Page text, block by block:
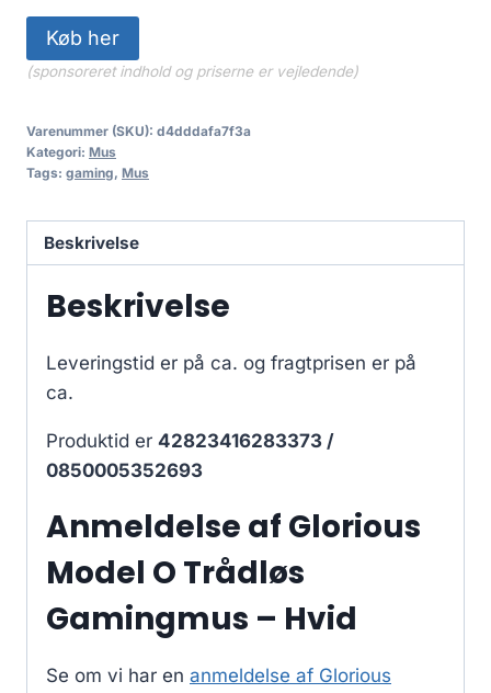
Køb her
(sponsoreret indhold og priserne er vejledende)
Varenummer (SKU): d4dddafa7f3a
Kategori: Mus
Tags: gaming, Mus
Beskrivelse
Beskrivelse
Leveringstid er på ca. og fragtprisen er på
ca.
Produktid er 42823416283373 /
0850005352693
Anmeldelse af Glorious
Model O Trådløs
Gamingmus – Hvid
Se om vi har en anmeldelse af Glorious